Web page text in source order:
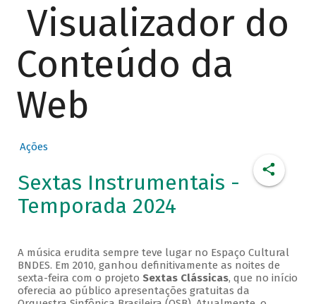
Visualizador do
Conteúdo da
Web
Ações
Sextas Instrumentais -
Temporada 2024
A música erudita sempre teve lugar no Espaço Cultural
BNDES. Em 2010, ganhou definitivamente as noites de
sexta-feira com o projeto Sextas Clássicas, que no início
oferecia ao público apresentações gratuitas da